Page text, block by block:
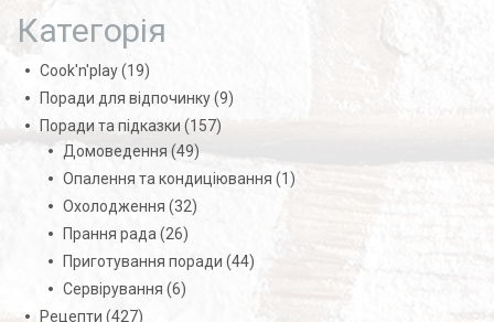
Категорія
Cook'n'play(19)
Поради для відпочинку(9)
Поради та підказки (157)
Домоведення (49)
Опалення та кондиціювання (1)
Охолодження (32)
Прання рада (26)
Приготування поради (44)
Сервірування (6)
Рецепти (427)